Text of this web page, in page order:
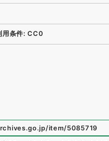
用条件: CC0
item/5085719